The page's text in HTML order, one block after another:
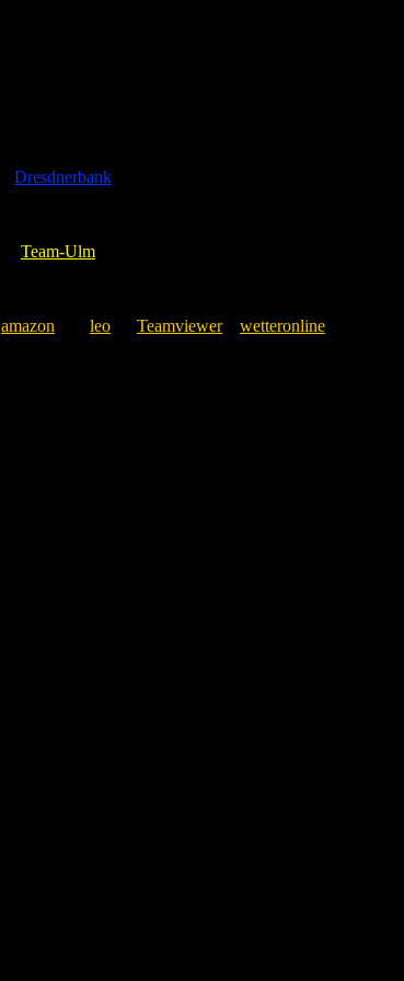
Dresdnerbank
Team-Ulm
amazon leo Teamviewer wetteronline